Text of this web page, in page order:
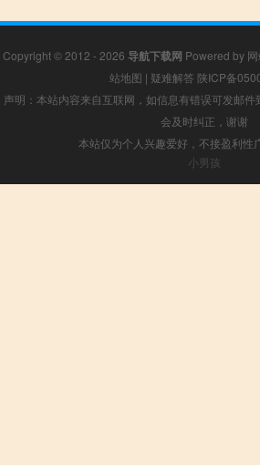
Copyright © 2012 - 2026 导航下载网 Powered by
站地图 | 疑难解答 陕ICP备
声明：本站内容来自互联网，如信息有错误可发邮
会及时纠正，谢谢
本站仅为个人兴趣爱好，不接盈利性
小男孩